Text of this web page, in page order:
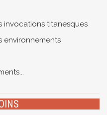
invocations titanesques
environnements